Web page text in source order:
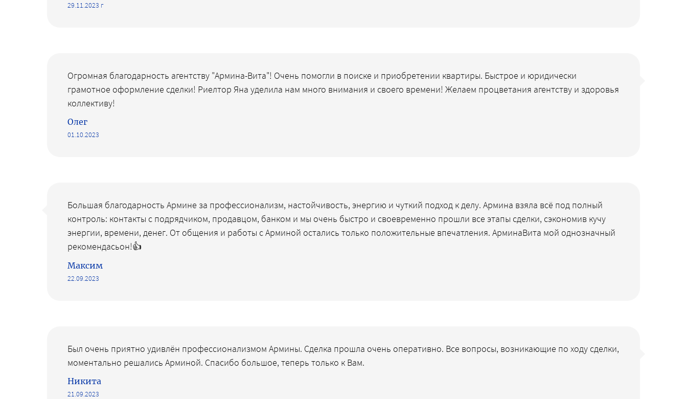
29.11.2023 г
Огромная благодарность агентству "Армина-Вита"! Очень помогли в поиске и приобретении квартиры. Быстрое и юридически
грамотное оформление сделки! Риелтор Яна уделила нам много внимания и своего времени! Желаем процветания агентству и здоровья
коллективу!
Олег
01.10.2023
Большая благодарность Армине за профессионализм, настойчивость, энергию и чуткий подход к делу. Армина взяла всё под полный
контроль: контакты с подрядчиком, продавцом, банком и мы очень быстро и своевременно прошли все этапы сделки, сэкономив кучу
энергии, времени, денег. От общения и работы с Арминой остались только положительные впечатления. АрминаВита мой однозначный
рекомендасьон!👍
Максим
22.09.2023
Был очень приятно удивлён профессионализмом Армины. Сделка прошла очень оперативно. Все вопросы, возникающие по ходу сделки,
моментально решались Арминой. Спасибо большое, теперь только к Вам.
Никита
21.09.2023